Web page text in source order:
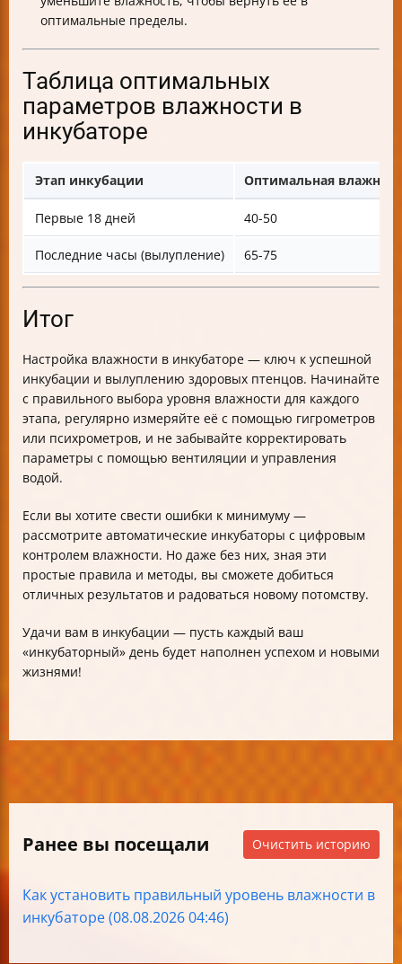
оптимальные пределы.
Таблица оптимальных
параметров влажности в
инкубаторе
Этап инкубации Оптимальная
Первые 18 дней 40-50
Последние часы (вылупление) 65-75
Итог
Настройка влажности в инкубаторе — ключ к успешной
инкубации и вылуплению здоровых птенцов. Начинайте
с правильного выбора уровня влажности для каждого
этапа, регулярно измеряйте её с помощью гигрометров
или психрометров, и не забывайте корректировать
параметры с помощью вентиляции и управления
водой.
Если вы хотите свести ошибки к минимуму —
рассмотрите автоматические инкубаторы с цифровым
контролем влажности. Но даже без них, зная эти
простые правила и методы, вы сможете добиться
отличных результатов и радоваться новому потомству.
Удачи вам в инкубации — пусть каждый ваш
«инкубаторный» день будет наполнен успехом и новыми
жизнями!
Ранее вы посещали Очистить историю
Как установить правильный уровень влажности в
инкубаторе (08.08.2026 04:46)